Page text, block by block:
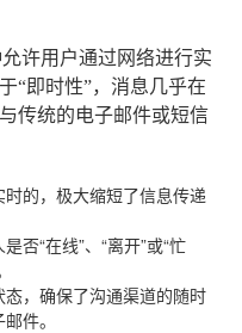
许用户通过网络进行实
“即时性”，消息几乎在
传统的电子邮件或短信
时的，极大缩短了信息传递
否“在线”、“离开”或“忙
，确保了沟通渠道的随时
件。